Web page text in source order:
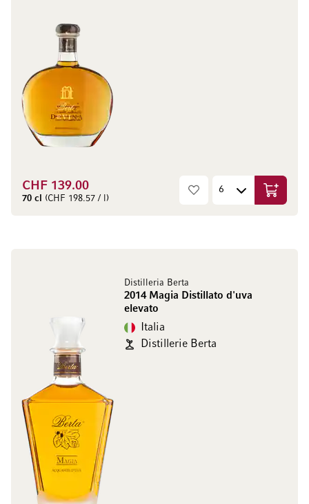
CHF 139.00
70 cl (CHF 198.57 / l)
Distilleria Berta
2014 Magia Distillato d'uva
elevato
Italia
Distillerie Berta